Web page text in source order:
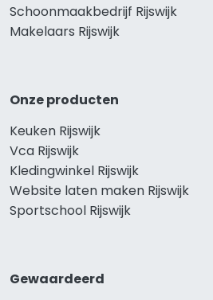
Schoonmaakbedrijf Rijswijk
Makelaars Rijswijk
Onze producten
Keuken Rijswijk
Vca Rijswijk
Kledingwinkel Rijswijk
Website laten maken Rijswijk
Sportschool Rijswijk
Gewaardeerd